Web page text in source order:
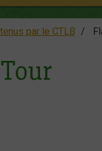
par le CTLB